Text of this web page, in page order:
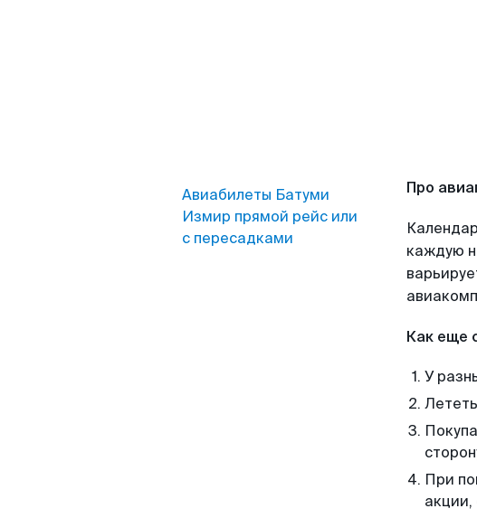
Авиабилеты Батуми
Измир прямой рейс или
с пересадками
Про
каждую
Как еще
У
При